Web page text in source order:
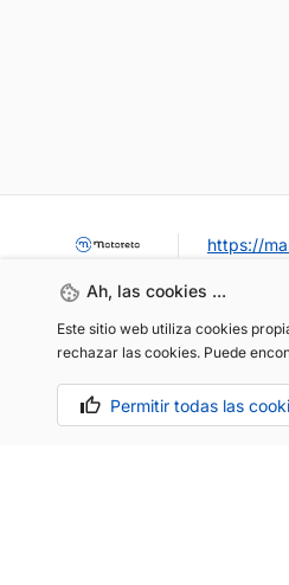
Ah, las cookies ...
Este sitio web utiliza cookies
rechazar las cookies. Puede
Permitir todas las
https://